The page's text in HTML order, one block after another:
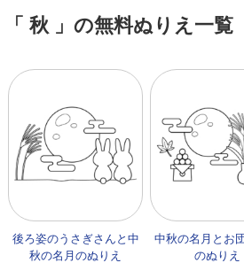
「 秋 」の無料ぬりえ一覧
後ろ姿のうさぎさんと中
秋の名月のぬりえ
中秋の名月とお
のぬりえ